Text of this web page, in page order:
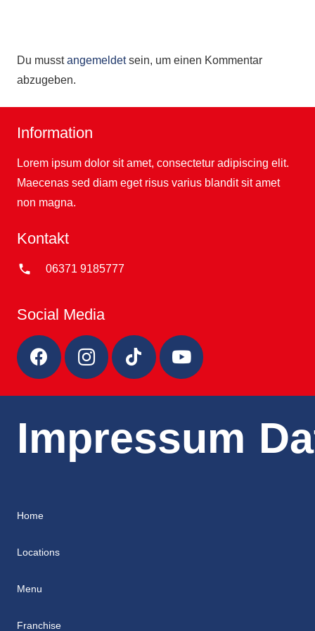
Du musstangemeldetsein, um einen Kommentar
abzugeben.
Information
Lorem ipsum dolor sit amet, consectetur adipiscing elit.
Maecenas sed diam eget risus varius blandit sit amet
non magna.
Kontakt
phone 06371 9185777
Social Media
Impressum
Home
Locations
Menu
Franchise